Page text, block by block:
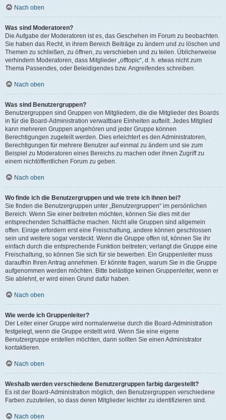
Nach oben
Was sind Moderatoren?
Die Aufgabe der Moderatoren ist es, das Geschehen im Forum zu beobachten.
Sie haben das Recht, in ihrem Bereich Beiträge zu ändern und zu löschen und
Themen zu schließen, zu öffnen, zu verschieben und zu teilen. Üblicherweise
verhindern Moderatoren, dass Mitglieder „offtopic“, d. h. etwas nicht zum
Thema Passendes, oder Beleidigendes bzw. Angreifendes schreiben.
Nach oben
Was sind Benutzergruppen?
Benutzergruppen sind Gruppen von Mitgliedern, die die Mitglieder des Boards
in für die Board-Administration verwaltbare Einheiten aufteilt. Jedes Mitglied
kann mehreren Gruppen angehören und jeder Gruppe können
Berechtigungen zugeteilt werden. Dies erleichtert es den Administratoren,
Berechtigungen für mehrere Benutzer auf einmal zu ändern und sie zum
Beispiel zu Moderatoren eines Bereichs zu machen oder ihnen Zugriff zu
einem nichtöffentlichen Forum zu geben.
Nach oben
Wo finde ich die Benutzergruppen und wie trete ich ihnen bei?
Sie finden die Benutzergruppen unter „Benutzergruppen“ im persönlichen
Bereich. Wenn Sie einer beitreten möchten, können Sie dies mit der
entsprechenden Schaltfläche machen. Nicht alle Gruppen sind allgemein
offen. Einige erfordern erst eine Freischaltung, andere können geschlossen
sein und weitere sogar versteckt. Wenn die Gruppe offen ist, können Sie ihr
einfach durch die entsprechende Funktion beitreten; verlangt die Gruppe eine
Freischaltung, so können Sie sich für sie bewerben. Ein Gruppenleiter muss
daraufhin Ihren Antrag annehmen. Er könnte fragen, warum Sie in die Gruppe
aufgenommen werden möchten. Bitte belästige keinen Gruppenleiter, wenn er
Sie ablehnt, er wird einen Grund dafür haben.
Nach oben
Wie werde ich Gruppenleiter?
Der Leiter einer Gruppe wird normalerweise durch die Board-Administration
festgelegt, wenn die Gruppe erstellt wird. Wenn Sie eine eigene
Benutzergruppe erstellen möchten, dann sollten Sie einen Administrator
kontaktieren.
Nach oben
Weshalb werden verschiedene Benutzergruppen farbig dargestellt?
Es ist der Board-Administration möglich, den Benutzergruppen verschiedene
Farben zuzuteilen, so dass deren Mitglieder leichter zu identifizieren sind.
Nach oben